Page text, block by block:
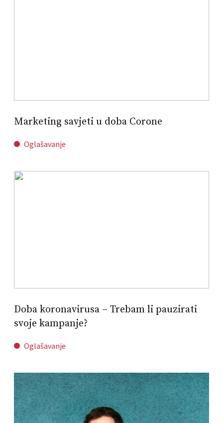
Marketing savjeti u doba Corone
Oglašavanje
Doba koronavirusa – Trebam li pauzirati
svoje kampanje?
Oglašavanje